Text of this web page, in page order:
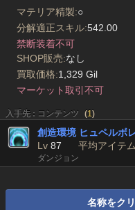
マテリア精製:○
分解適正スキル:542.00
禁断装着不可
SHOP販売:なし
買取価格:1,329 Gil
マーケット取引不可
入手先 : コンテンツ (1)
創造環境 ヒュペルボ
Lv 87 平均アイテ
ダンジョン
名称をク